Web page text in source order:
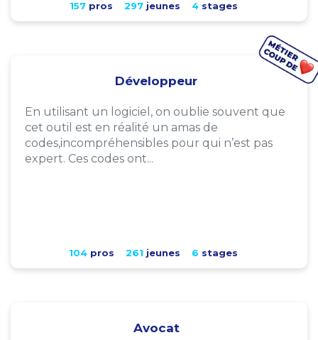
157pros 297jeunes 4stages
Développeur
En utilisant un logiciel, on oublie souvent que
cet outil est en réalité un amas de
codes,incompréhensibles pour qui n’est pas
expert. Ces codes ont...
104 pros 261 jeunes 6 stages
Avocat